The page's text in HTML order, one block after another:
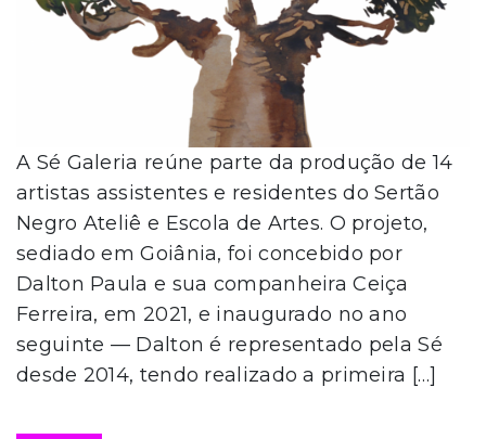
A Sé Galeria reúne parte da produção de 14
artistas assistentes e residentes do Sertão
Negro Ateliê e Escola de Artes. O projeto,
sediado em Goiânia, foi concebido por
Dalton Paula e sua companheira Ceiça
Ferreira, em 2021, e inaugurado no ano
seguinte — Dalton é representado pela Sé
desde 2014, tendo realizado a primeira […]